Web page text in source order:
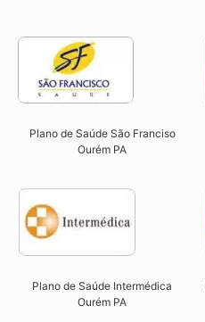
Plano de Saúde São Franciso
Ourém PA​
Plano de Saúde Intermédica
Ourém PA​